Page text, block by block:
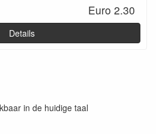
Euro 2.30
Details
in de huidige taal